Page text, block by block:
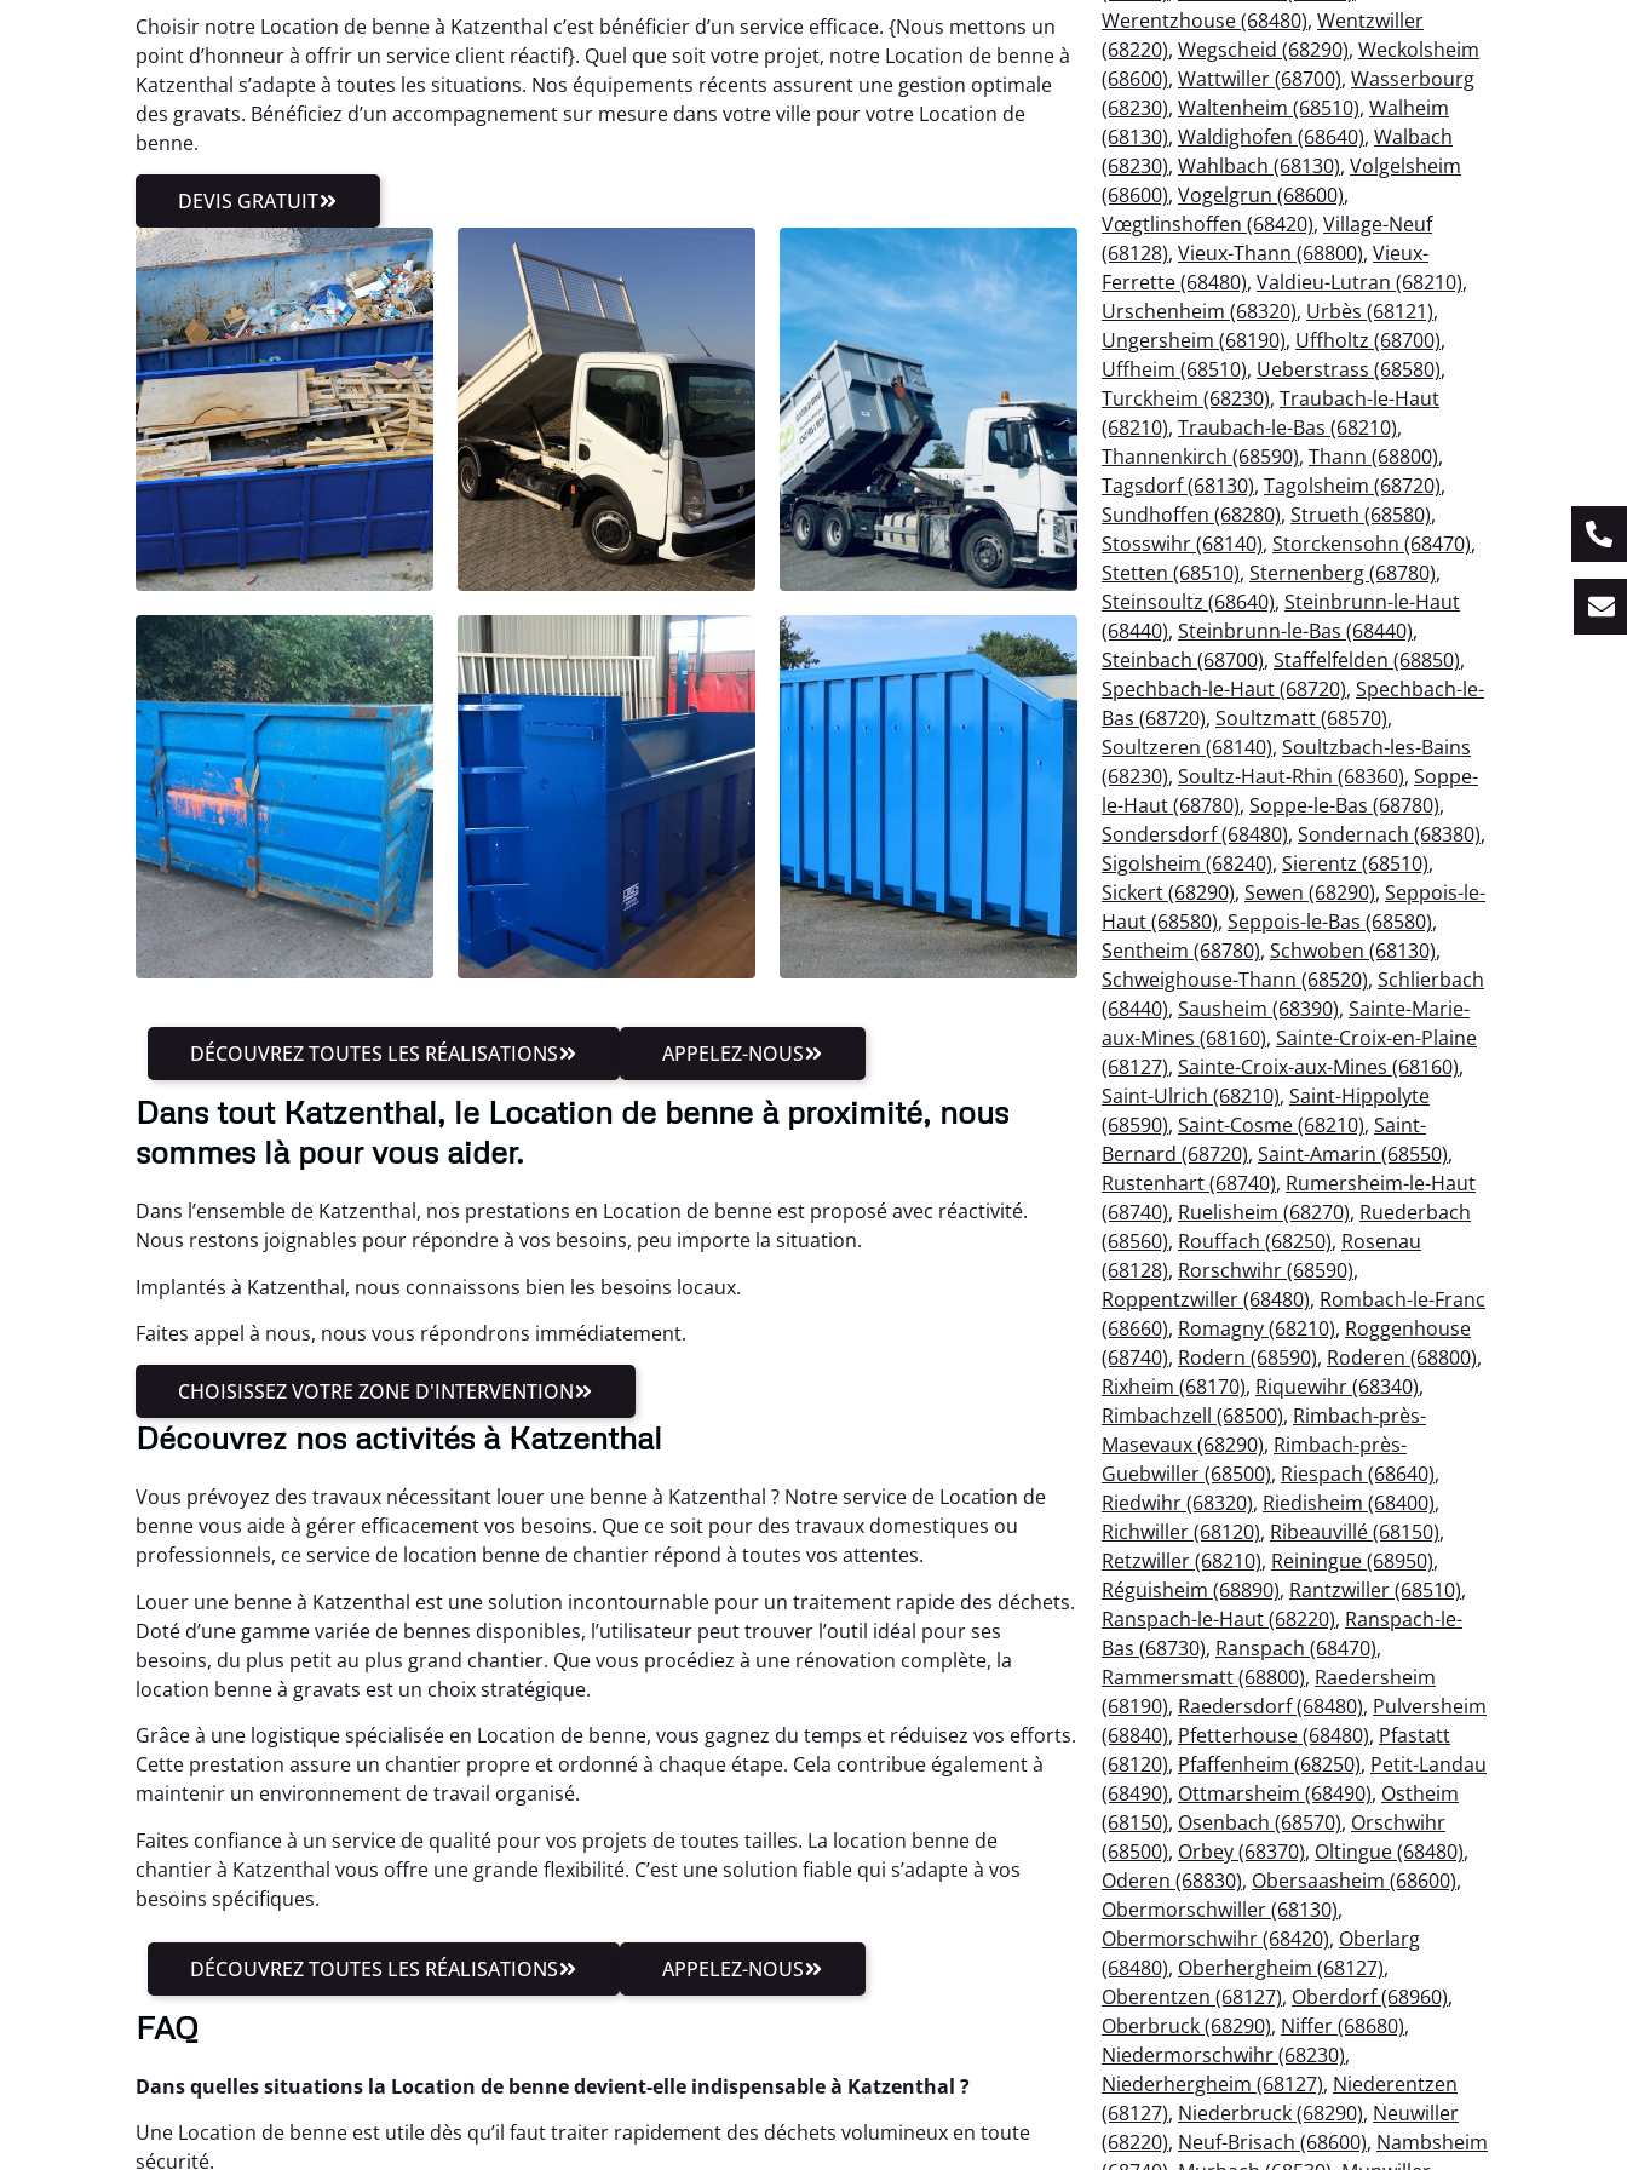
Choisir notre Location de benne à Katzenthal c’est bénéficier d’un service efficace. {Nous mettons un
point d’honneur à offrir un service client réactif}. Quel que soit votre projet, notre Location de benne à
Katzenthal s’adapte à toutes les situations. Nos équipements récents assurent une gestion optimale
des gravats. Bénéficiez d’un accompagnement sur mesure dans votre ville pour votre Location de
benne.
DEVIS GRATUIT
DÉCOUVREZ TOUTES LES RÉALISATIONS APPELEZ-NOUS
Dans tout Katzenthal, le Location de benne à proximité, nous
sommes là pour vous aider.
Dans l’ensemble de Katzenthal, nos prestations en Location de benne est proposé avec réactivité.
Nous restons joignables pour répondre à vos besoins, peu importe la situation.
Implantés à Katzenthal, nous connaissons bien les besoins locaux.
Faites appel à nous, nous vous répondrons immédiatement.
CHOISISSEZ VOTRE ZONE D'INTERVENTION
Découvrez nos activités à Katzenthal
Vous prévoyez des travaux nécessitant louer une benne à Katzenthal ? Notre service de Location de
benne vous aide à gérer efficacement vos besoins. Que ce soit pour des travaux domestiques ou
professionnels, ce service de location benne de chantier répond à toutes vos attentes.
Louer une benne à Katzenthal est une solution incontournable pour un traitement rapide des déchets.
Doté d’une gamme variée de bennes disponibles, l’utilisateur peut trouver l’outil idéal pour ses
besoins, du plus petit au plus grand chantier. Que vous procédiez à une rénovation complète, la
location benne à gravats est un choix stratégique.
Grâce à une logistique spécialisée en Location de benne, vous gagnez du temps et réduisez vos efforts.
Cette prestation assure un chantier propre et ordonné à chaque étape. Cela contribue également à
maintenir un environnement de travail organisé.
Faites confiance à un service de qualité pour vos projets de toutes tailles. La location benne de
chantier à Katzenthal vous offre une grande flexibilité. C’est une solution fiable qui s’adapte à vos
besoins spécifiques.
DÉCOUVREZ TOUTES LES RÉALISATIONS APPELEZ-NOUS
FAQ
Dans quelles situations la Location de benne devient-elle indispensable à Katzenthal ?
Une Location de benne est utile dès qu’il faut traiter rapidement des déchets volumineux en toute
sécurité.
Werentzhouse (68480), Wentzwiller
(68220), Wegscheid (68290), Weckolsheim
(68600), Wattwiller (68700), Wasserbourg
(68230), Waltenheim (68510), Walheim
(68130), Waldighofen (68640), Walbach
(68230), Wahlbach (68130), Volgelsheim
(68600), Vogelgrun (68600),
Vœgtlinshoffen (68420), Village-Neuf
(68128), Vieux-Thann (68800), Vieux-
Ferrette (68480), Valdieu-Lutran (68210),
Urschenheim (68320), Urbès (68121),
Ungersheim (68190), Uffholtz (68700),
Uffheim (68510), Ueberstrass (68580),
Turckheim (68230), Traubach-le-Haut
(68210), Traubach-le-Bas (68210),
Thannenkirch (68590), Thann (68800),
Tagsdorf (68130), Tagolsheim (68720),
Sundhoffen (68280), Strueth (68580),
Stosswihr (68140), Storckensohn (68470),
Stetten (68510), Sternenberg (68780),
Steinsoultz (68640), Steinbrunn-le-Haut
(68440), Steinbrunn-le-Bas (68440),
Steinbach (68700), Staffelfelden (68850),
Spechbach-le-Haut (68720), Spechbach-le-
Bas (68720), Soultzmatt (68570),
Soultzeren (68140), Soultzbach-les-Bains
(68230), Soultz-Haut-Rhin (68360), Soppe-
le-Haut (68780), Soppe-le-Bas (68780),
Sondersdorf (68480), Sondernach (68380),
Sigolsheim (68240), Sierentz (68510),
Sickert (68290), Sewen (68290), Seppois-le-
Haut (68580), Seppois-le-Bas (68580),
Sentheim (68780), Schwoben (68130),
Schweighouse-Thann (68520), Schlierbach
(68440), Sausheim (68390), Sainte-Marie-
aux-Mines (68160), Sainte-Croix-en-Plaine
(68127), Sainte-Croix-aux-Mines (68160),
Saint-Ulrich (68210), Saint-Hippolyte
(68590), Saint-Cosme (68210), Saint-
Bernard (68720), Saint-Amarin (68550),
Rustenhart (68740), Rumersheim-le-Haut
(68740), Ruelisheim (68270), Ruederbach
(68560), Rouffach (68250), Rosenau
(68128), Rorschwihr (68590),
Roppentzwiller (68480), Rombach-le-Franc
(68660), Romagny (68210), Roggenhouse
(68740), Rodern (68590), Roderen (68800),
Rixheim (68170), Riquewihr (68340),
Rimbachzell (68500), Rimbach-près-
Masevaux (68290), Rimbach-près-
Guebwiller (68500), Riespach (68640),
Riedwihr (68320), Riedisheim (68400),
Richwiller (68120), Ribeauvillé (68150),
Retzwiller (68210), Reiningue (68950),
Réguisheim (68890), Rantzwiller (68510),
Ranspach-le-Haut (68220), Ranspach-le-
Bas (68730), Ranspach (68470),
Rammersmatt (68800), Raedersheim
(68190), Raedersdorf (68480), Pulversheim
(68840), Pfetterhouse (68480), Pfastatt
(68120), Pfaffenheim (68250), Petit-Landau
(68490), Ottmarsheim (68490), Ostheim
(68150), Osenbach (68570), Orschwihr
(68500), Orbey (68370), Oltingue (68480),
Oderen (68830), Obersaasheim (68600),
Obermorschwiller (68130),
Obermorschwihr (68420), Oberlarg
(68480), Oberhergheim (68127),
Oberentzen (68127), Oberdorf (68960),
Oberbruck (68290), Niffer (68680),
Niedermorschwihr (68230),
Niederhergheim (68127), Niederentzen
(68127), Niederbruck (68290), Neuwiller
(68220), Neuf-Brisach (68600), Nambsheim